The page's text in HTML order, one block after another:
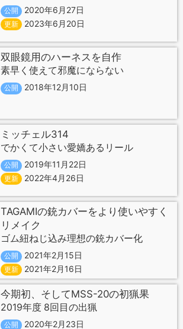
公開 2020年6月27日
更新 2023年6月20日
双眼鏡用のハーネスを自作
素早く使えて邪魔にならない
公開 2018年12月10日
ミッチェル314
でかくて小さい愛嬌あるリール
公開 2019年11月22日
更新 2022年4月26日
TAGAMIの銃カバーをより使いやすく
リメイク
ゴム紐ねじ込み理想の銃カバー化
公開 2021年2月15日
更新 2021年2月16日
今期初、そしてMSS-20の初猟果
2019年度 8回目の出猟
公開 2020年2月23日